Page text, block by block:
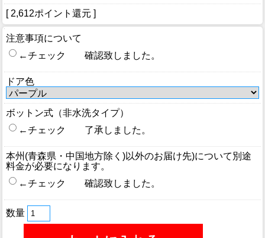
[ 2,612ポイント還元 ]
注意事項について
←チェック 確認致しました。
ドア色
ボットン式（非水洗タイプ）
←チェック 了承しました。
本州(青森県・中国地方除く)以外のお届け先)について別途
料金が必要になります。
←チェック 確認致しました。
数量